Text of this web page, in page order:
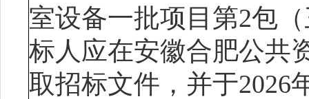
室设备一批项目第2包
标人应在安徽合肥公共
取招标文件，并于2026